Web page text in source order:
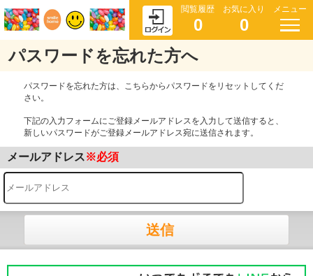
閲覧履歴
0
お気に入り
0
メニュー
パスワードを忘れた方へ
パスワードを忘れた方は、こちらからパスワードをリセットしてくだ
さい。
下記の入力フォームにご登録メールアドレスを入力して送信すると、
新しいパスワードがご登録メールアドレス宛に送信されます。
メールアドレス※必須
送信